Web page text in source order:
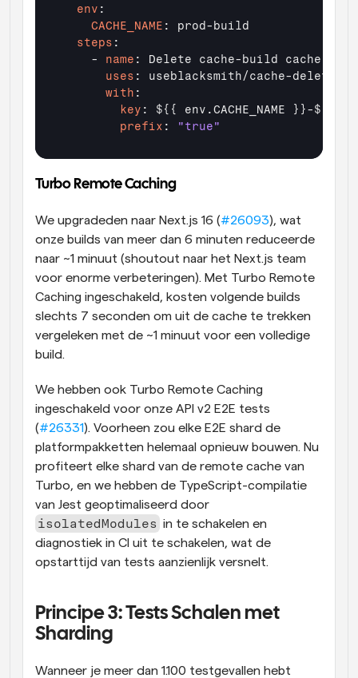
  env
    CACHE_NAME
  steps
:
    -
name
      uses
      with
        key
        prefix
: "true"
Turbo Remote Caching
We upgradeden naar Next.js 16 (#26093), wat
onze builds van meer dan 6 minuten reduceerde
naar ~1 minuut (shoutout naar het Next.js team
voor enorme verbeteringen). Met Turbo Remote
Caching ingeschakeld, kosten volgende builds
slechts 7 seconden om uit de cache te trekken
vergeleken met de ~1 minuut voor een volledige
build.
We hebben ook Turbo Remote Caching
ingeschakeld voor onze API v2 E2E tests
(#26331). Voorheen zou elke E2E shard de
platformpakketten helemaal opnieuw bouwen. Nu
profiteert elke shard van de remote cache van
Turbo, en we hebben de TypeScript-compilatie
isolatedModules in te schakelen en
diagnostiek in CI uit te schakelen, wat de
opstarttijd van tests aanzienlijk versnelt.
Principe 3: Tests Schalen met
Sharding
Wanneer je meer dan 1.100 testgevallen hebt